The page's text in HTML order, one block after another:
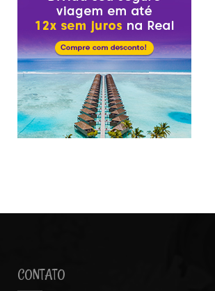
CONTATO